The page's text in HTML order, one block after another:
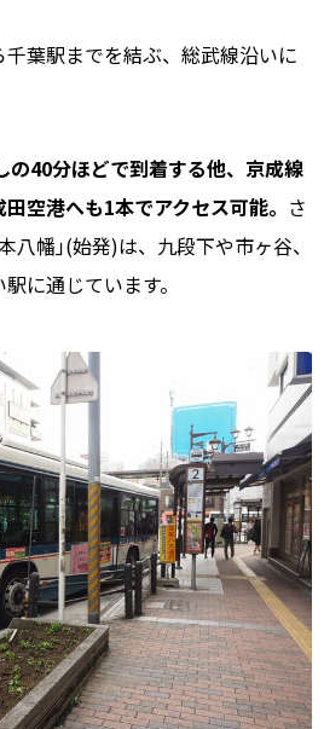
葉駅までを結ぶ、総武線沿いに
の40分ほどで到着する他、京成線
空港へも1本でアクセス可能。 さ
八幡｣(始発)は、九段下や市ヶ谷、
に通じています。